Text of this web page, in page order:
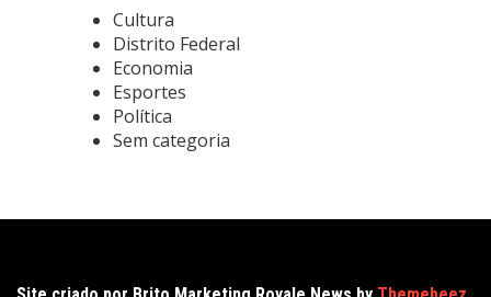
Cultura
Distrito Federal
Economia
Esportes
Política
Sem categoria